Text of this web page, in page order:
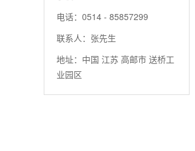
电话：0514 - 85857299
联系人：张先生
地址：中国 江苏 高邮市 送桥工
业园区